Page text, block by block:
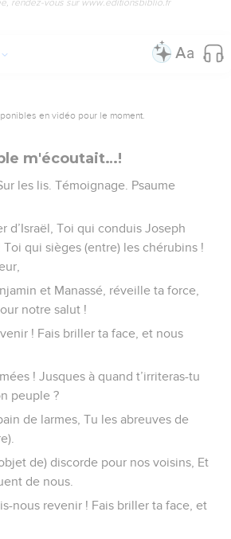
en vidéo pour le moment.
m'écoutait…!
les lis. Témoignage. Psaume
d’Israël, Toi qui conduis Joseph
qui sièges (entre) les chérubins !
et Manassé, réveille ta force,
notre salut !
! Fais briller ta face, et nous
! Jusques à quand t’irriteras-tu
peuple ?
de larmes, Tu les abreuves de
de) discorde pour nos voisins, Et
de nous.
nous revenir ! Fais briller ta face, et